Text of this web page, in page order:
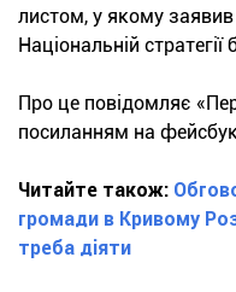
листом, у якому заявив
Національній стратегії
Про це повідомляє
посиланням на
Читайте також:
громади в Кривому
треба діяти